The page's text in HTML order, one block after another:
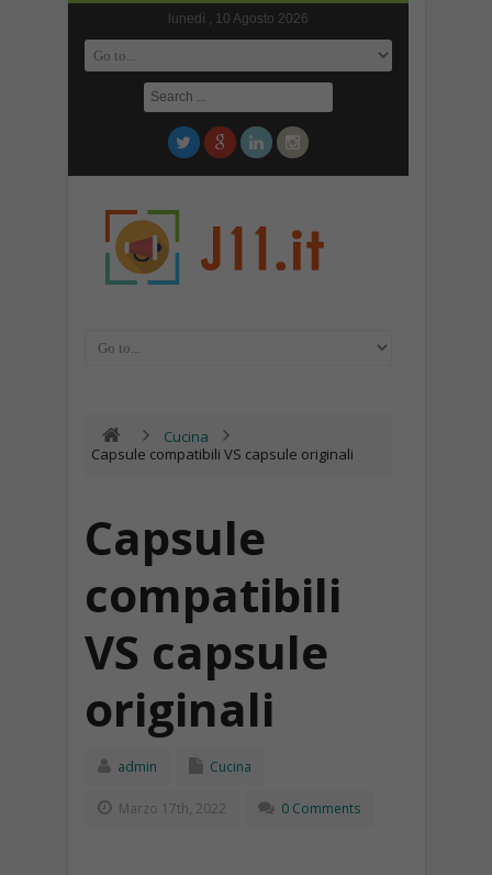
lunedì , 10 Agosto 2026
Cucina
Capsule compatibili VS capsule originali
Capsule
compatibili
VS capsule
originali
admin Cucina
Marzo 17th, 2022 0 Comments